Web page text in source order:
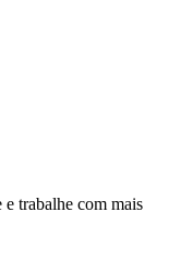
trabalhe com mais